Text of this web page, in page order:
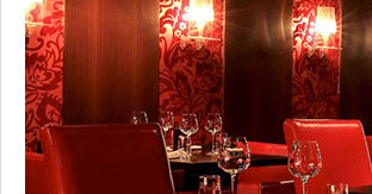
de toiletten beplakt met hooglans
onderhoud meer heeft. Onze technische
kleine onderhoudswerken uit zoals
kranen, afvoeren, lampen en
timmerwerk nemen wij voor onze